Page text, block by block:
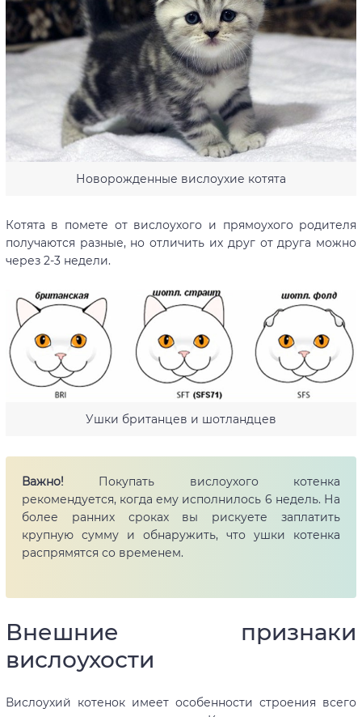
Новорожденные вислоухие котята
Котята в помете от вислоухого и прямоухого родителя
получаются разные, но отличить их друг от друга можно
через 2-3 недели.
Ушки британцев и шотландцев
Важно! Покупать вислоухого котенка
рекомендуется, когда ему исполнилось 6 недель. На
более ранних сроках вы рискуете заплатить
крупную сумму и обнаружить, что ушки котенка
распрямятся со временем.
Внешние признаки
вислоухости
Вислоухий котенок имеет особенности строения всего